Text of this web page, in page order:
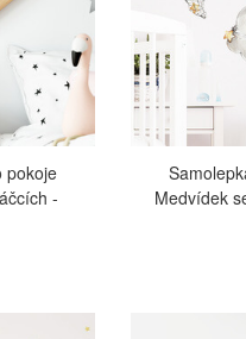
pokoje
-
Medvídek